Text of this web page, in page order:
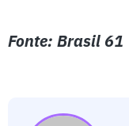
Fonte: Brasil 61